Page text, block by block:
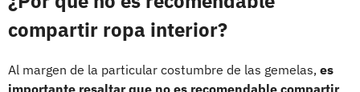
compartir ropa interior?
Al margen de la particular costumbre de las gemelas, es